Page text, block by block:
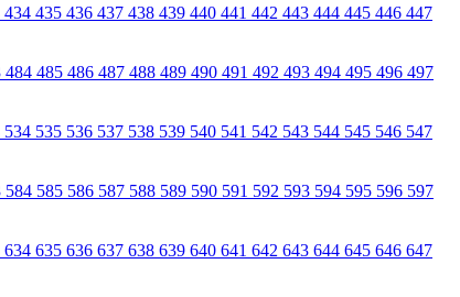
434 435 436 437 438 439 440 441 442 443 444 445 446 447
484 485 486 487 488 489 490 491 492 493 494 495 496 497
534 535 536 537 538 539 540 541 542 543 544 545 546 547
584 585 586 587 588 589 590 591 592 593 594 595 596 597
634 635 636 637 638 639 640 641 642 643 644 645 646 647